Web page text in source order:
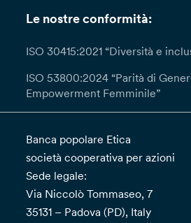
Le nostre conformità:
ISO 30415:2021 “Diversità e
ISO 53800:2024 “Parità di
Empowerment Femminile”
Banca popolare Etica
società cooperativa per azioni
Sede legale:
Via Niccolò Tommaseo, 7
35131 – Padova (PD), Italy